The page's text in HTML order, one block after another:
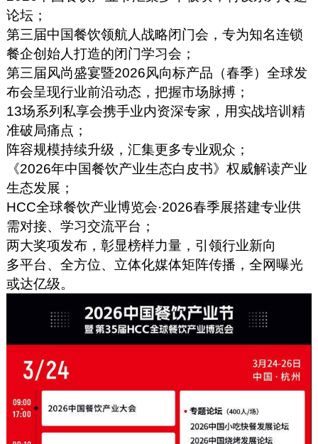
论坛；
第三届中国餐饮领航人战略闭门会，专为知名连锁
餐企创始人打造的闭门学习会；
第三届风尚盛宴暨2026风向标产品（春季）全球发
布会呈现行业前沿动态，把握市场脉搏；
13场系列私享会携手业内资深专家，用实战培训精
准破局痛点；
阵容规模持续升级，汇集更多专业观众；
《2026年中国餐饮产业生态白皮书》权威解读产业
生态发展；
HCC全球餐饮产业博览会·2026春季展搭建专业供
需对接、学习交流平台；
两大奖项发布，彰显榜样力量，引领行业新向
多平台、全方位、立体化媒体矩阵传播，全网曝光
或达亿级。